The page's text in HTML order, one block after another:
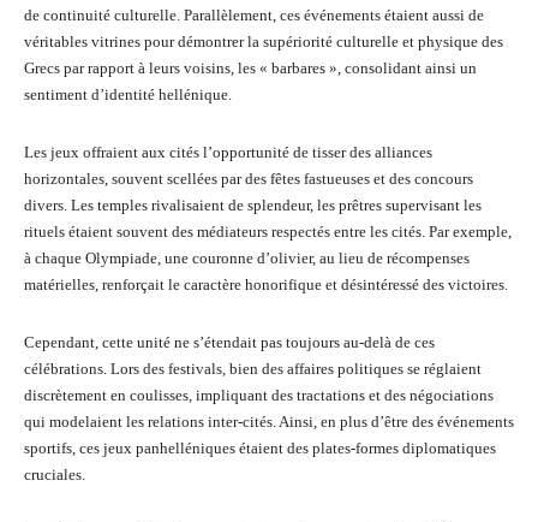
de continuité culturelle. Parallèlement, ces événements étaient aussi de
véritables vitrines pour démontrer la supériorité culturelle et physique des
Grecs par rapport à leurs voisins, les « barbares », consolidant ainsi un
sentiment d’identité hellénique.
Les jeux offraient aux cités l’opportunité de tisser des alliances
horizontales, souvent scellées par des fêtes fastueuses et des concours
divers. Les temples rivalisaient de splendeur, les prêtres supervisant les
rituels étaient souvent des médiateurs respectés entre les cités. Par exemple,
à chaque Olympiade, une couronne d’olivier, au lieu de récompenses
matérielles, renforçait le caractère honorifique et désintéressé des victoires.
Cependant, cette unité ne s’étendait pas toujours au-delà de ces
célébrations. Lors des festivals, bien des affaires politiques se réglaient
discrètement en coulisses, impliquant des tractations et des négociations
qui modelaient les relations inter-cités. Ainsi, en plus d’être des événements
sportifs, ces jeux panhelléniques étaient des plates-formes diplomatiques
cruciales.